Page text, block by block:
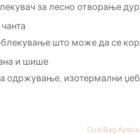
за лесно отворање
што може да се
и шише
одржување, изотермални
Dual Bag